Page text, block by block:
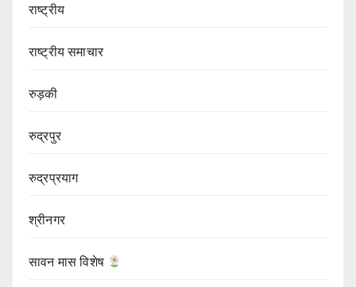
राष्ट्रीय
राष्ट्रीय समाचार
रुड़की
रुद्रपुर
रुद्रप्रयाग
श्रीनगर
सावन मास विशेष